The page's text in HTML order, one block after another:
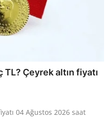
TL? Çeyrek altın fiyatı
04 Ağustos 2026 saat